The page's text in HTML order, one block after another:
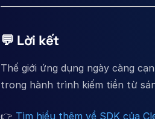
💬 Lời kết
Thế giới ứng dụng ngày càng
trong hành trình kiếm tiền từ
👉 Tìm hiểu thêm về SDK của